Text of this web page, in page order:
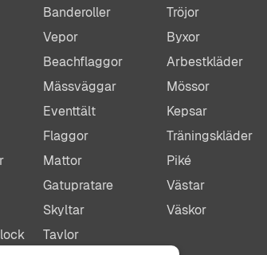
Banderoller
Vepor
Beachflaggor
Mässväggar
Eventtält
Flaggor
Mattor
Gatupratare
Skyltar
Tavlor
Tröjor
Byxor
Arbestkläder
Mössor
Kepsar
Träningskläder
Piké
Västar
Väskor